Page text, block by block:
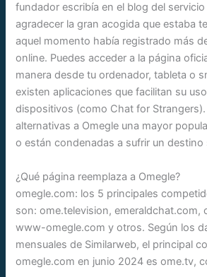
fundador escribía en el blog del
agradecer la gran acogida que estaba
aquel momento había registrado más
online. Puedes acceder a la página
manera desde tu ordenador, tableta o
existen aplicaciones que facilitan su
dispositivos (como Chat for
alternativas a Omegle una mayor
o están condenadas a sufrir un destino
¿Qué página reemplaza a Omegle?
omegle.com: los 5 principales
son: ome.television, emeraldchat.com,
www-omegle.com y otros. Según los
mensuales de Similarweb, el principal
omegle.com en junio 2024 es ome.tv,